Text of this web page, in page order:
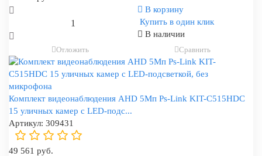
В корзину
Купить в один клик
В наличии
Отложить Сравнить
Комплект видеонаблюдения AHD 5Мп Ps-Link KIT-C515HDC
15 уличных камер с LED-подс...
Артикул: 309431
49 561 руб.